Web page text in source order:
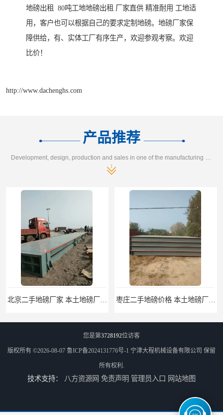
地磅出租 80吨工地地磅出租 厂家直供 精准耐用 工地适
用，客户也可以根据自己的要求定制地磅。地磅厂家保
障供给，有、实体工厂有序生产，欢迎参观考察。欢迎
比价！
http://www.dachenghs.com
产品推荐
您是第3728192位访客
版权所有 ©2026-08-07 鲁ICP备2024131776号-1 宁津大程机械设备有限公司 保留
所有权利.
技术支持： 八方资源网 免责声明 管理员入口 网站地图